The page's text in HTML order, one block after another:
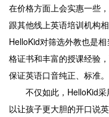
在价格方面上会实惠一些
跟其他线上英语培训机构
HelloKid对筛选外教也是
格证书和丰富的授课经验
保证英语口音纯正、标准。
不仅如此，HelloKid采
以让孩子更大胆的开口说